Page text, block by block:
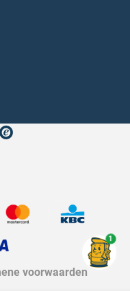
beoordelingen
voorwaarden
1